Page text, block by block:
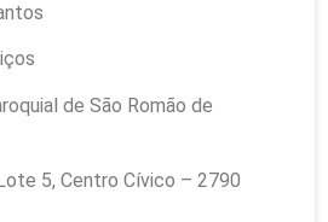
de São Romão de
5, Centro Cívico – 2790